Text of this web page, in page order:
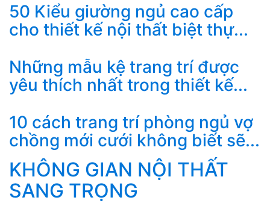
50 Kiểu giường ngủ cao cấp
cho thiết kế nội thất biệt thự...
Những mẫu kệ trang trí được
yêu thích nhất trong thiết kế...
10 cách trang trí phòng ngủ vợ
chồng mới cưới không biết sẽ...
KHÔNG GIAN NỘI THẤT
SANG TRỌNG